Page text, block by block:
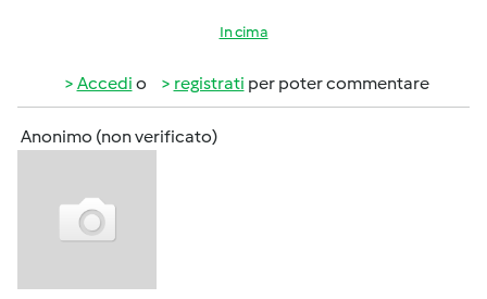
In cima
Accedi o registrati per poter commentare
Anonimo (non verificato)